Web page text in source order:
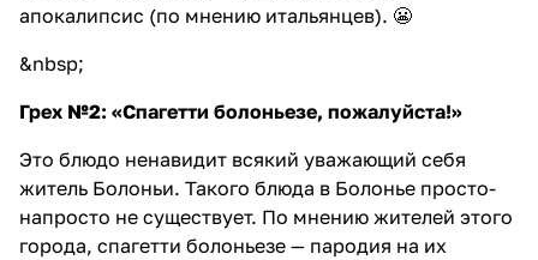
апокалипсис (по мнению итальянцев). 😬
&nbsp;
Грех №2: «Спагетти болоньезе, пожалуйста!»
Это блюдо ненавидит всякий уважающий себя
житель Болоньи. Такого блюда в Болонье просто-
напросто не существует. По мнению жителей этого
города, спагетти болоньезе — пародия на их